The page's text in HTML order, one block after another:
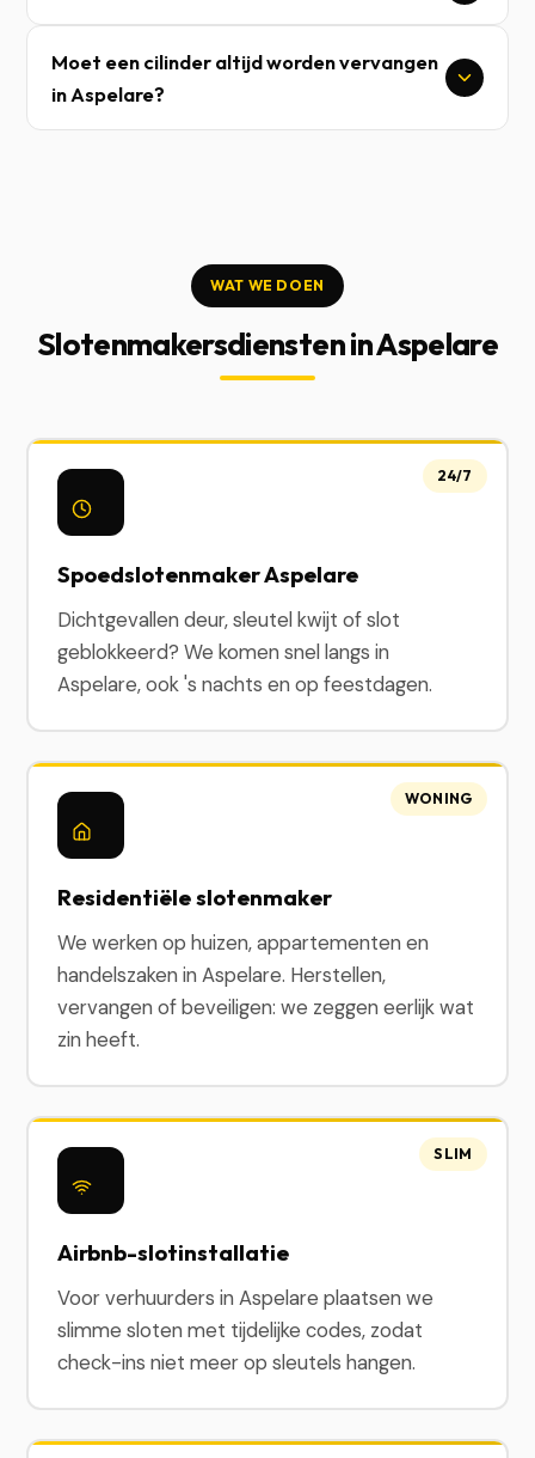
Moet een cilinder altijd worden vervangen
in Aspelare?
WAT WE DOEN
Slotenmakersdiensten in Aspelare
Spoedslotenmaker Aspelare
Dichtgevallen deur, sleutel kwijt of slot
geblokkeerd? We komen snel langs in
Aspelare, ook 's nachts en op feestdagen.
24/7
Residentiële slotenmaker
We werken op huizen, appartementen en
handelszaken in Aspelare. Herstellen,
vervangen of beveiligen: we zeggen eerlijk wat
zin heeft.
WONING
Airbnb-slotinstallatie
Voor verhuurders in Aspelare plaatsen we
slimme sloten met tijdelijke codes, zodat
check-ins niet meer op sleutels hangen.
SLIM